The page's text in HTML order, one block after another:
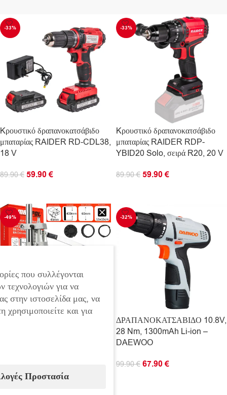
-33%
Kρουστικό δραπανοκατσάβιδο
μπαταρίας RAIDER RD-CDL38,
18 V
89.90€ 59.90€
-33%
Kρουστικό δραπανοκατσάβιδο
μπαταρίας RAIDER RDP-
YBID20 Solo, σειρά R20, 20 V
89.90€ 59.90€
-49% -32%
ΔΡΑΠΑΝΟΚΑΤΣΑΒΙΔΟ 10.8V,
28 Nm, 1300mAh Li-ion –
DAEWOO
99.90€ 67.90€
που συλλέγονται
για να
στην ιστοσελίδα μας, να
και για
Προστασία